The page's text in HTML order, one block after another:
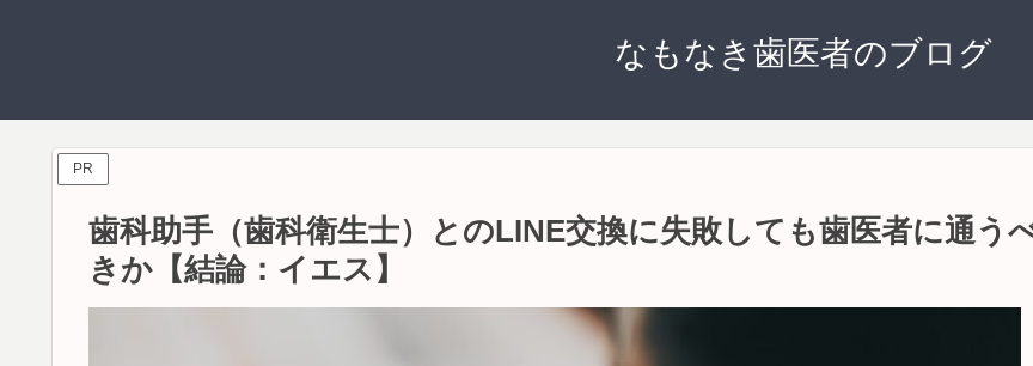
なもなき歯医者のブログ
PR
歯科助手（歯科衛生士）とのLINE交換に失敗しても歯医者に通う
きか【結論：イエス】